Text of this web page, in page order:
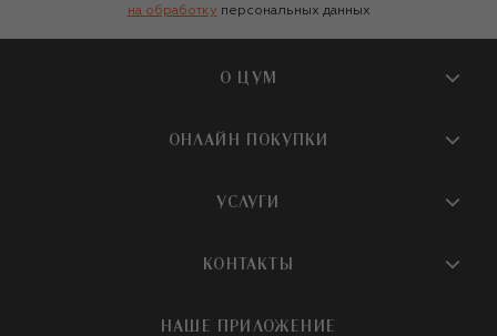
на обработку персональных данных
О ЦУМ
О магазине
Бутики и ПВЗ ЦУМ
Карьера
ОНЛАЙН ПОКУПКИ
Доставка
УСЛУГИ
Подарочная карта
КОНТАКТЫ
НАШЕ ПРИЛОЖЕНИЕ